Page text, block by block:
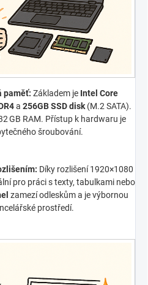
paměť: Základem je Intel Core
a 256GB SSD disk(M.2 SATA).
GB RAM. Přístup k hardwaru je
šroubování.
Díky rozlišení 1920×1080
pro práci s texty, tabulkami nebo
zamezí odleskům a je výbornou
prostředí.